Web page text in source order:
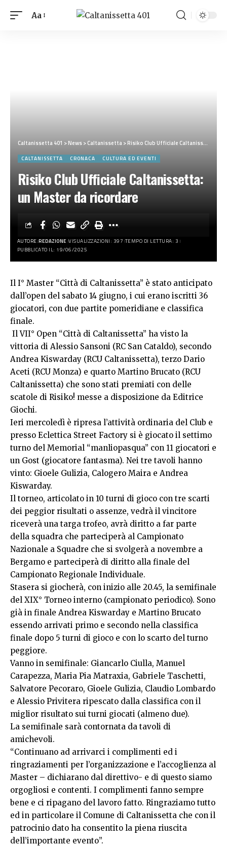
Aa
Caltanissetta 401 >News>Caltanissetta>Risiko Club Ufficiale Caltanissetta: un Master da ricordare
CALTANISSETTA CRONACA CULTURA ED EVENTI
Risiko Club Ufficiale Caltanissetta:
un Master da ricordare
AUTORE:REDAZIONE VISUALIZZAZIONI: 397 TEMPO DI LETTURA: 3
PUBBLICATO IL: 19/06/2025
Il I° Master “Città di Caltanissetta” è stato anticipato
dall’open del sabato 14 giugno, i cui erano iscritti 36
giocatori, con due partite pomeridiane e classifica
finale.
Il VII° Open “Città di Caltanissetta” ha visto la
vittoria di Alessio Sansoni (RC San Cataldo), secondo
Andrea Kiswarday (RCU Caltanissetta), terzo Dario
Aceti (RCU Monza) e quarto Martino Brucato (RCU
Caltanissetta) che sono stati premiati con delle
scatole di Risiko! messe a disposizione da Editrice
Giochi.
Ieri mercoledì è ripresa l’attività ordinaria del Club e
presso Eclettica Street Factory si è giocato il settimo
turno del Memorial “manliopasqua” con 11 giocatori e
un Gost (giocatore fantasma). Nei tre tavoli hanno
vinto: Gioele Gulizia, Calogero Maira e Andrea
Kiswarday.
Il torneo, articolato in 10 turni di gioco con tre scarti
dei peggior risultati o assenze, vedrà il vincitore
riceverà una targa trofeo, avrà diritto a far parte
della squadra che parteciperà al Campionato
Nazionale a Squadre che si svolgerà a novembre a
Bergamo e parteciperà di diritto alla finale del
Campionato Regionale Individuale.
Stasera si giocherà, con inizio alle 20.45, la semifinale
del XIX° Torneo interno (campionato periodico). Sono
già in finale Andrea Kiswarday e Martino Brucato
essendo arrivati primo e secondo nella classifica
finale dopo 5 turni di gioco e con lo scarto del turno
peggiore.
Vanno in semifinale: Giancarlo Ciulla, Manuel
Carapezza, Maria Pia Matraxia, Gabriele Taschetti,
Salvatore Pecoraro, Gioele Gulizia, Claudio Lombardo
e Alessio Privitera ripescato dalla classifica con il
miglior risultato sui turni giocati (almeno due).
La semifinale sarà contornata da tavoli di
amichevoli.
“Continuano ad arrivarci i complimenti ed i
ringraziamenti per l’organizzazione e l’accoglienza al
Master – dichiarano dal direttivo- e di questo siamo
orgogliosi e contenti. I complimenti fanno sempre
bene e ci ripagano del lavoro fatto. Ringraziamo tutto
ed in particolare il Comune di Caltanissetta che con il
patrocinio dato ha consentito la piena riuscita
dell’importante evento”.